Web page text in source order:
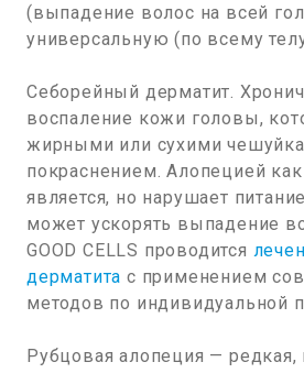
(выпадение волос на всей
универсальную (по всему
Себорейный дерматит.
воспаление кожи головы,
жирными или сухими
покраснением. Алопецией
является, но нарушает
может ускорять выпадение
GOOD CELLS проводится
дерматитас применением
методов по индивидуальной
Рубцовая алопеция — редкая,